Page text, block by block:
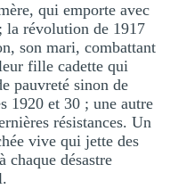
qui emporte avec
la révolution de 1917
son mari, combattant
fille cadette qui
pauvreté sinon de
1920 et 30 ; une autre
résistances. Un
vive qui jette des
chaque désastre